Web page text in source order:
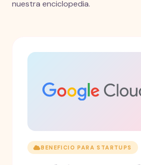
nuestra enciclopedia.
BENEFICIO PARA STARTUPS